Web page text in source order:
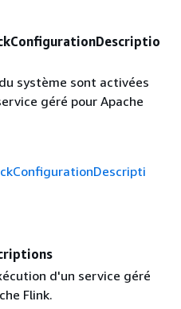
système sont activées
géré pour Apache
d'un service géré
Flink.